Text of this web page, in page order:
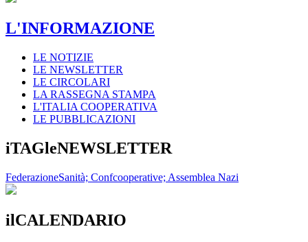
L'INFORMAZIONE
LE NOTIZIE
LE NEWSLETTER
LE CIRCOLARI
LA RASSEGNA STAMPA
L'ITALIA COOPERATIVA
LE PUBBLICAZIONI
iTAGleNEWSLETTER
FederazioneSanità; Confcooperative; Assemblea Nazi
ilCALENDARIO